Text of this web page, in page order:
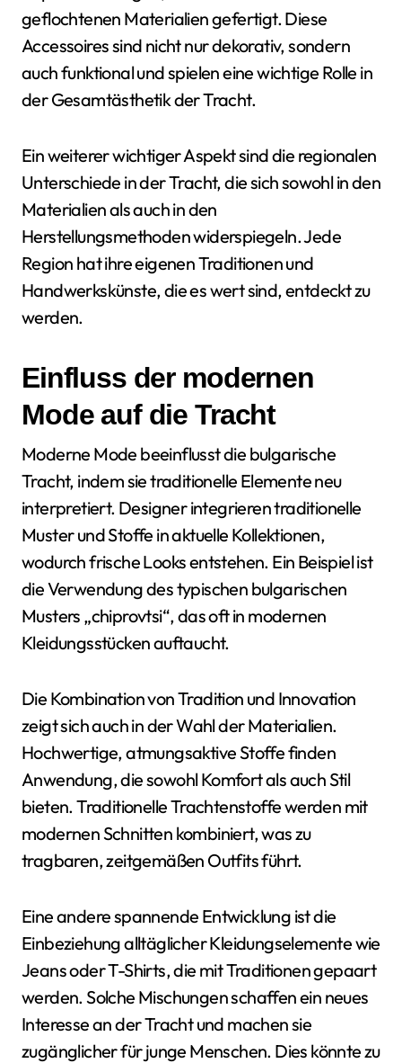
geflochtenen Materialien gefertigt. Diese
Accessoires sind nicht nur dekorativ, sondern
auch funktional und spielen eine wichtige Rolle in
der Gesamtästhetik der Tracht.
Ein weiterer wichtiger Aspekt sind die regionalen
Unterschiede in der Tracht, die sich sowohl in den
Materialien als auch in den
Herstellungsmethoden widerspiegeln. Jede
Region hat ihre eigenen Traditionen und
Handwerkskünste, die es wert sind, entdeckt zu
werden.
Einfluss der modernen
Mode auf die Tracht
Moderne Mode beeinflusst die bulgarische
Tracht, indem sie traditionelle Elemente neu
interpretiert. Designer integrieren traditionelle
Muster und Stoffe in aktuelle Kollektionen,
wodurch frische Looks entstehen. Ein Beispiel ist
die Verwendung des typischen bulgarischen
Musters „chiprovtsi“, das oft in modernen
Kleidungsstücken auftaucht.
Die Kombination von Tradition und Innovation
zeigt sich auch in der Wahl der Materialien.
Hochwertige, atmungsaktive Stoffe finden
Anwendung, die sowohl Komfort als auch Stil
bieten. Traditionelle Trachtenstoffe werden mit
modernen Schnitten kombiniert, was zu
tragbaren, zeitgemäßen Outfits führt.
Eine andere spannende Entwicklung ist die
Einbeziehung alltäglicher Kleidungselemente wie
Jeans oder T-Shirts, die mit Tradi­tionen gepaart
werden. Solche Mischungen schaffen ein neues
Interesse an der Tracht und machen sie
zugänglicher für junge Menschen. Dies könnte zu